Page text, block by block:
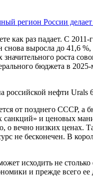
регион России делает
как раз падает. С
снова выросла до 41,6
значительного роста
бюджета в
нефти Urals
от позднего СССР, а
и ценовых
о вечно низких ценах.
не бесконечен. В
исходить не
и прежде всего